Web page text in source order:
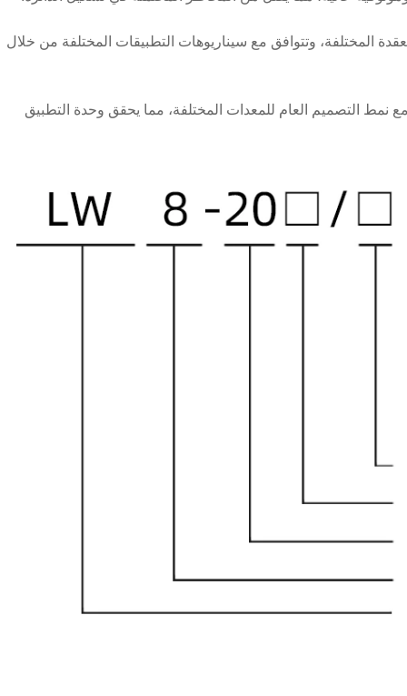
المختلفة، وتتوافق مع سيناريوهات التطبيقات المختلفة من خلال
التصميم العام للمعدات المختلفة، مما يحقق وحدة التطبيق